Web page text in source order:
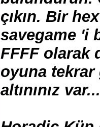
çıkın. Bir
savegame 'i
FFFF olarak
oyuna tekrar
altınınız var...